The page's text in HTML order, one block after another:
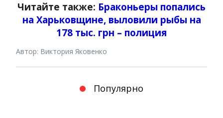
Читайте также: Браконьеры попались
на Харьковщине, выловили рыбы на
178 тыс. грн – полиция
Автор: Виктория Яковенко
Популярно